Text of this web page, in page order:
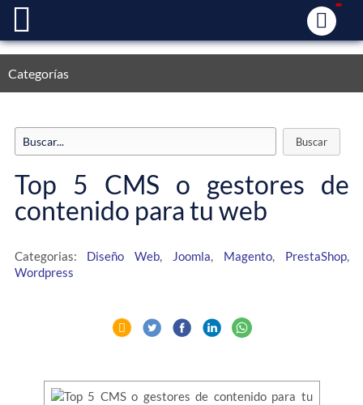
Categorías
Top 5 CMS o gestores de
contenido para tu web
Categorias: Diseño Web, Joomla, Magento, PrestaShop,
Wordpress